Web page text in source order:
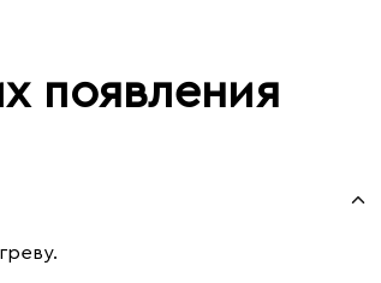
появления